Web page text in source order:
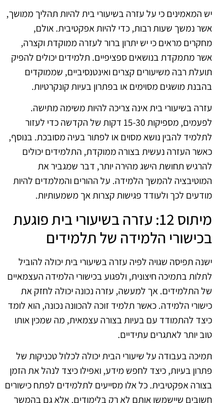
יש המאמינים כי על עזרה בשיעורי בית להיות תהליך ממושך,
אשר נמשך שעות רבות, כדי להיות אפקטיבית. אולם,
מחקרים מראים כי יש יתרון ברור לעזרה ממוקדת וקצרה,
אשר מתמקדת בנושאים ספציפיים. תלמידים יכולים להפיק
תועלת רבה משיעורים קצרים ואינטנסיביים, שממוקדים
בהבנת מושגים מסוימים או בפתרון בעיות קונקרטיות.
עזרה בשיעורי בית אינה צריכה להיות משימה מתישה.
לפעמים, מספיקות 15-30 דקות של הקדשה כדי לעזור
לתלמיד להבין נושא מסוים או לפתור בעיה מסובכת. בנוסף,
כאשר העזרה נעשית בצורה ממוקדת, התלמידים יכולים
להרגיש תחושת הישג מהירה יותר, דבר שמגביר את
המוטיבציה להמשך הלמידה. על ההורים והמלמדים להיות
מודעים לכך ולעודד פגישות קצרות אך משמעותיות.
מיתוס 12: עזרה בשיעורי בית פוגעת
בכישורי הלמידה של תלמידים
ישנה תפיסה שגויה לפיה עזרה בשיעורי בית יכולה להוביל
לתלות בתמיכה חיצונית, ולפגוע בכישורי הלמידה העצמאיים
של התלמידים. אך למעשה, עזרה נכונה יכולה לחזק את
כישורי הלמידה. כאשר תלמיד זוכה להכוונה נכונה, הוא לומד
כיצד להתמודד עם בעיות בצורה עצמאית, מה שמכין אותו
טוב יותר לאתגרים עתידיים.
תמיכה בעבודה על שיעורי הבית יכולה לכלול טכניקות של
פתרון בעיות, כיצד לחפש מידע, ואפילו כיצד לנהל את הזמן
בצורה אפקטיבית. כל אלו מסייעים לתלמידים לפתח כישורים
חשובים שיישמשו אותם לא רק בלימודים, אלא גם בהמשך